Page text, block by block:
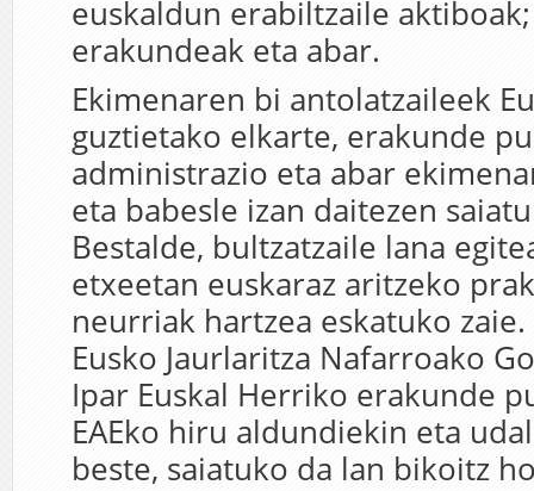
euskaldun erabiltzaile
erakundeak eta abar.
Ekimenaren bi antolatzaileek
guztietako elkarte, erakunde
administrazio eta abar
eta babesle izan daitezen
Bestalde, bultzatzaile lana
etxeetan euskaraz aritzeko
neurriak hartzea eskatuko
Eusko Jaurlaritza Nafarroako
Ipar Euskal Herriko erakunde
EAEko hiru aldundiekin eta
beste, saiatuko da lan bikoitz